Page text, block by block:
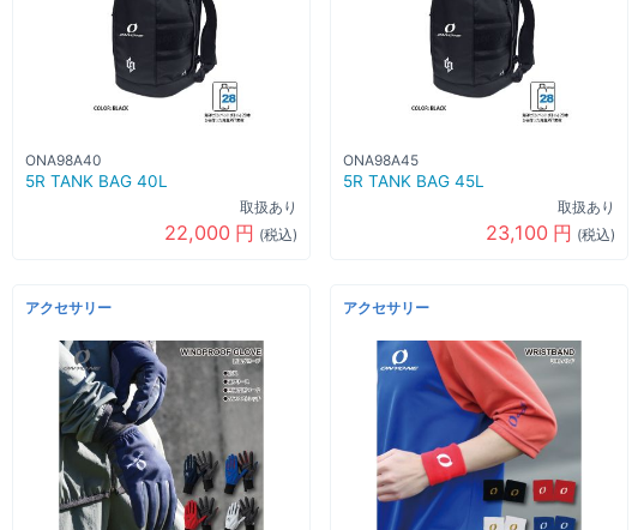
ONA98A40
5R TANK BAG 40L
取扱あり
22,000 円 (税込)
ONA98A45
5R TANK BAG 45L
取扱あり
23,100 円 (税込)
アクセサリー アクセサリー